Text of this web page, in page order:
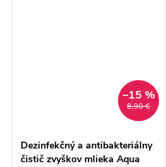
8,90 €
–15 %
Dezinfekčný a antibakteriálny
čistič zvyškov mlieka Aqua